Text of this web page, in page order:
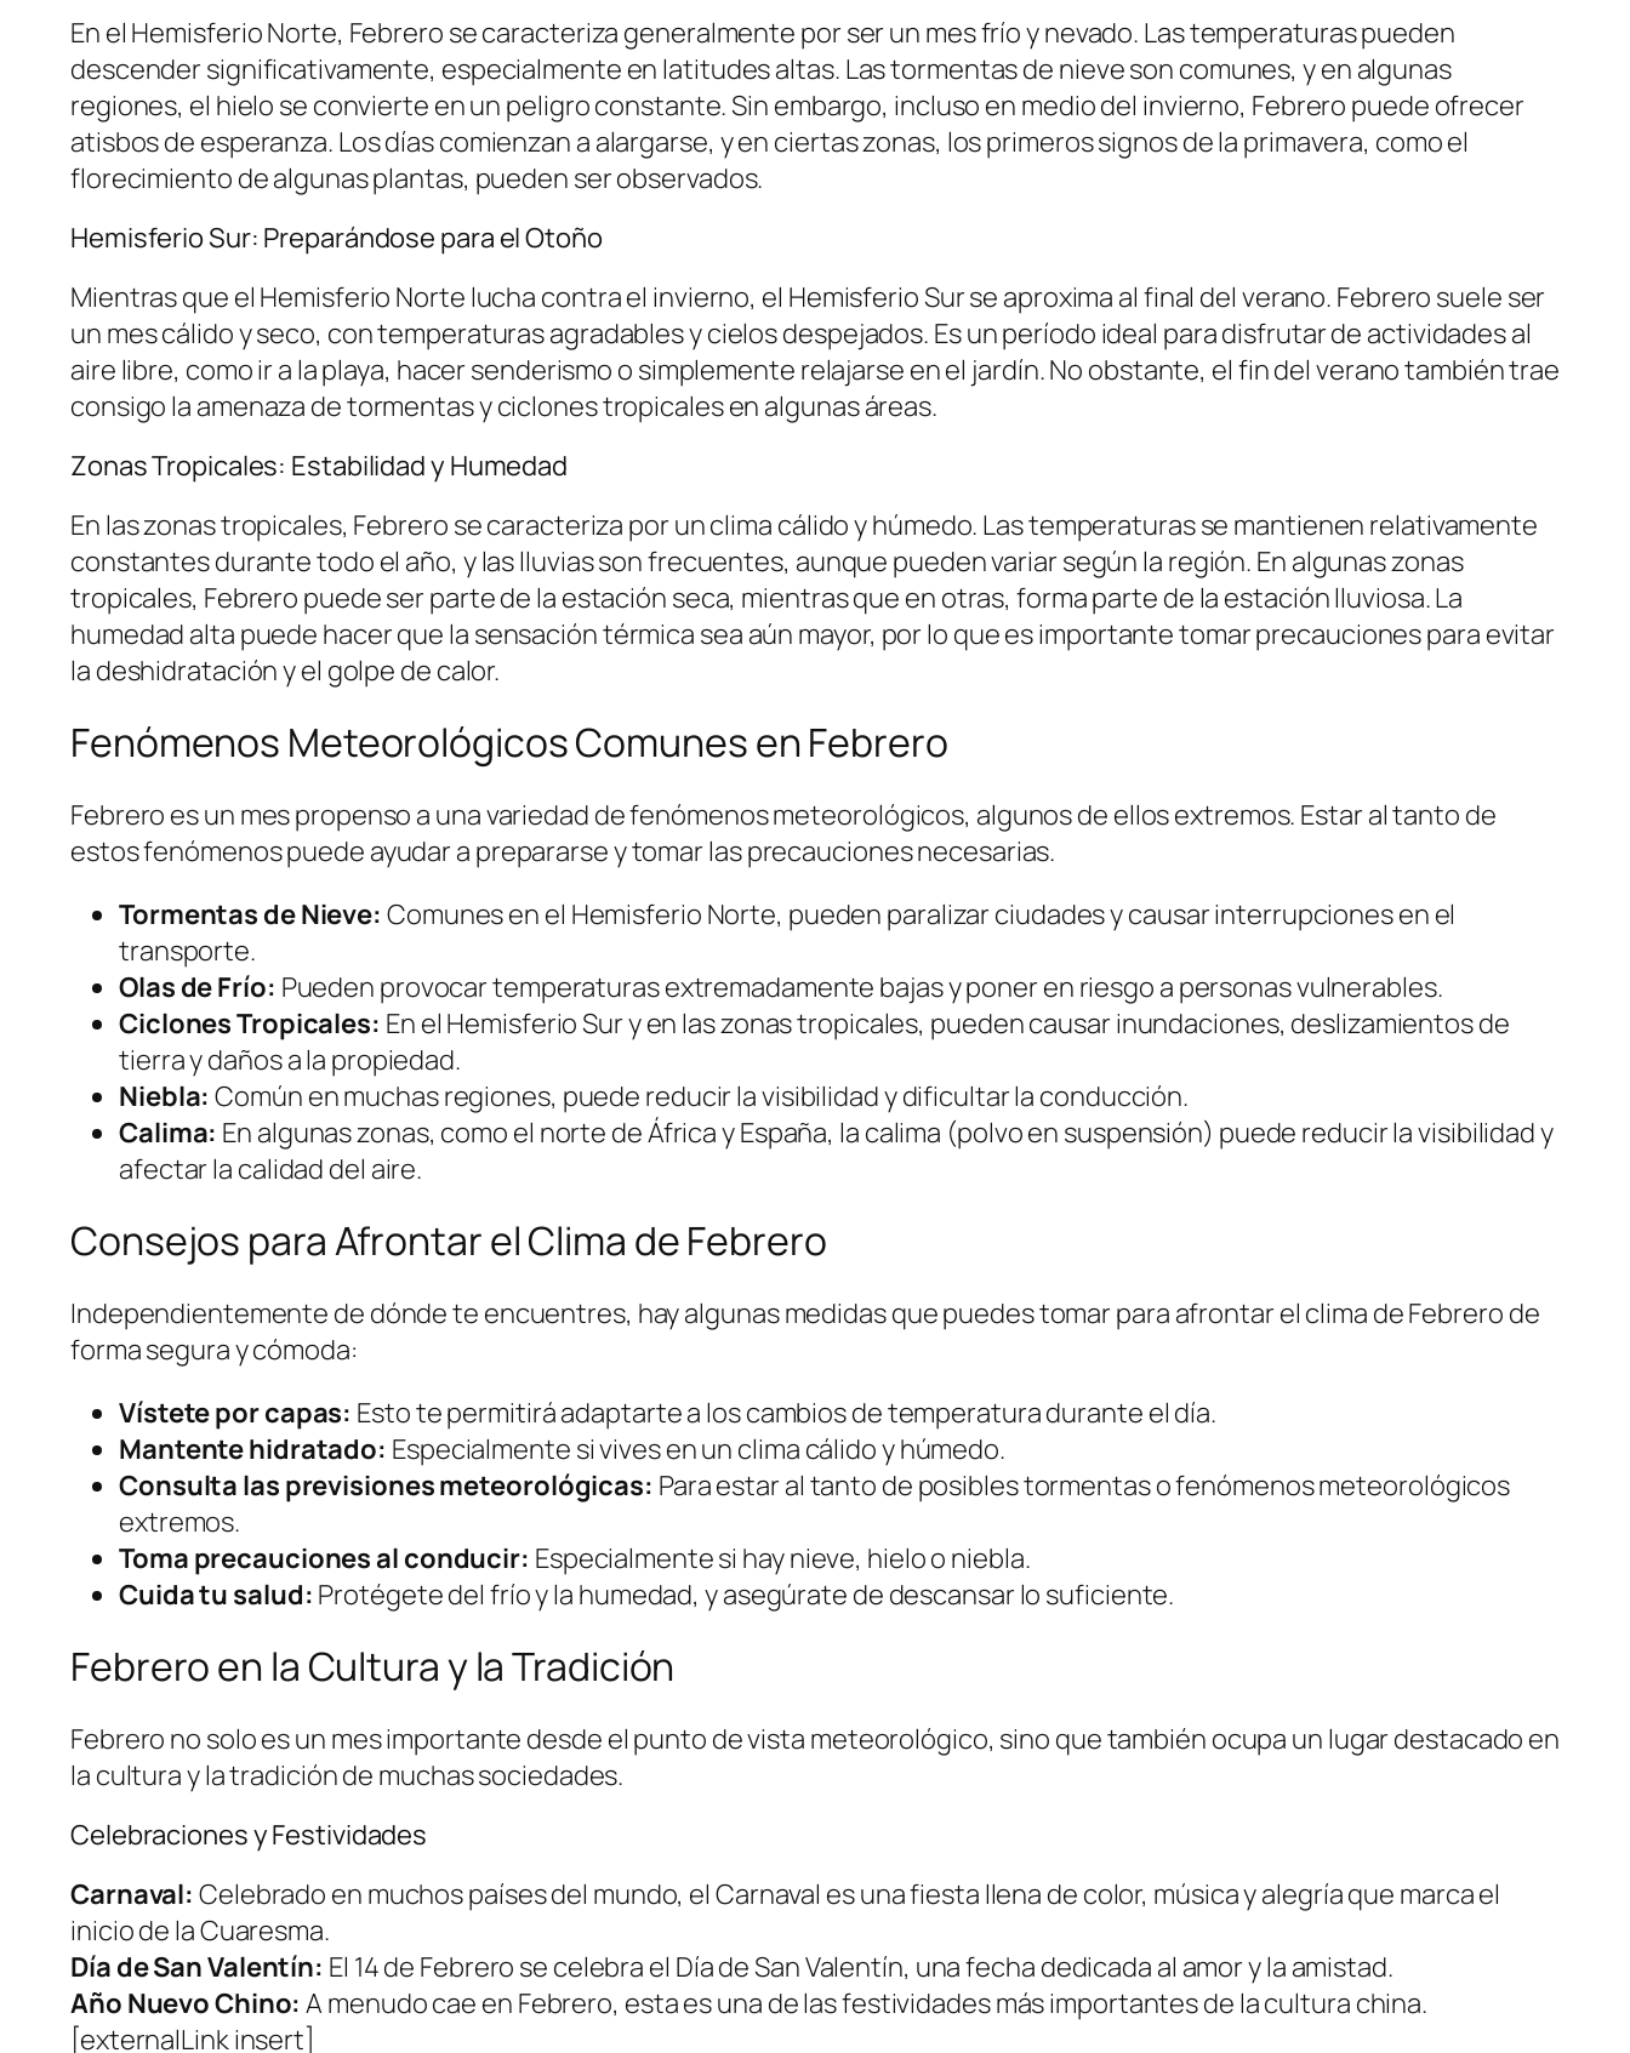
En el Hemisferio Norte, Febrero se caracteriza generalmente por ser un mes frío y nevado. Las temperaturas pueden
descender significativamente, especialmente en latitudes altas. Las tormentas de nieve son comunes, y en algunas
regiones, el hielo se convierte en un peligro constante. Sin embargo, incluso en medio del invierno, Febrero puede ofrecer
atisbos de esperanza. Los días comienzan a alargarse, y en ciertas zonas, los primeros signos de la primavera, como el
florecimiento de algunas plantas, pueden ser observados.
Hemisferio Sur: Preparándose para el Otoño
Mientras que el Hemisferio Norte lucha contra el invierno, el Hemisferio Sur se aproxima al final del verano. Febrero suele ser
un mes cálido y seco, con temperaturas agradables y cielos despejados. Es un período ideal para disfrutar de actividades al
aire libre, como ir a la playa, hacer senderismo o simplemente relajarse en el jardín. No obstante, el fin del verano también trae
consigo la amenaza de tormentas y ciclones tropicales en algunas áreas.
Zonas Tropicales: Estabilidad y Humedad
En las zonas tropicales, Febrero se caracteriza por un clima cálido y húmedo. Las temperaturas se mantienen relativamente
constantes durante todo el año, y las lluvias son frecuentes, aunque pueden variar según la región. En algunas zonas
tropicales, Febrero puede ser parte de la estación seca, mientras que en otras, forma parte de la estación lluviosa. La
humedad alta puede hacer que la sensación térmica sea aún mayor, por lo que es importante tomar precauciones para evitar
la deshidratación y el golpe de calor.
Fenómenos Meteorológicos Comunes en Febrero
Febrero es un mes propenso a una variedad de fenómenos meteorológicos, algunos de ellos extremos. Estar al tanto de
estos fenómenos puede ayudar a prepararse y tomar las precauciones necesarias.
Tormentas de Nieve: Comunes en el Hemisferio Norte, pueden paralizar ciudades y causar interrupciones en el
transporte.
Olas de Frío: Pueden provocar temperaturas extremadamente bajas y poner en riesgo a personas vulnerables.
Ciclones Tropicales: En el Hemisferio Sur y en las zonas tropicales, pueden causar inundaciones, deslizamientos de
tierra y daños a la propiedad.
Niebla: Común en muchas regiones, puede reducir la visibilidad y dificultar la conducción.
Calima: En algunas zonas, como el norte de África y España, la calima (polvo en suspensión) puede reducir la visibilidad y
afectar la calidad del aire.
Consejos para Afrontar el Clima de Febrero
Independientemente de dónde te encuentres, hay algunas medidas que puedes tomar para afrontar el clima de Febrero de
forma segura y cómoda:
Vístete por capas: Esto te permitirá adaptarte a los cambios de temperatura durante el día.
Mantente hidratado: Especialmente si vives en un clima cálido y húmedo.
Consulta las previsiones meteorológicas: Para estar al tanto de posibles tormentas o fenómenos meteorológicos
extremos.
Toma precauciones al conducir: Especialmente si hay nieve, hielo o niebla.
Cuida tu salud: Protégete del frío y la humedad, y asegúrate de descansar lo suficiente.
Febrero en la Cultura y la Tradición
Febrero no solo es un mes importante desde el punto de vista meteorológico, sino que también ocupa un lugar destacado en
la cultura y la tradición de muchas sociedades.
Celebraciones y Festividades
Carnaval: Celebrado en muchos países del mundo, el Carnaval es una fiesta llena de color, música y alegría que marca el
inicio de la Cuaresma.
Día de San Valentín: El 14 de Febrero se celebra el Día de San Valentín, una fecha dedicada al amor y la amistad.
Año Nuevo Chino: A menudo cae en Febrero, esta es una de las festividades más importantes de la cultura china.
[externalLink insert]